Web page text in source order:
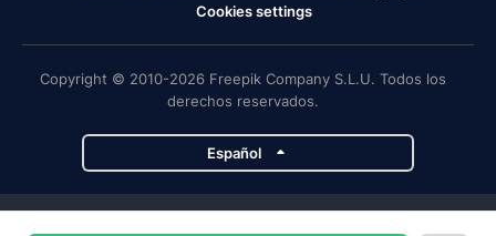
Cookies settings
Copyright © 2010-2026 Freepik Company S.L.U. Todos los
derechos reservados.
Español